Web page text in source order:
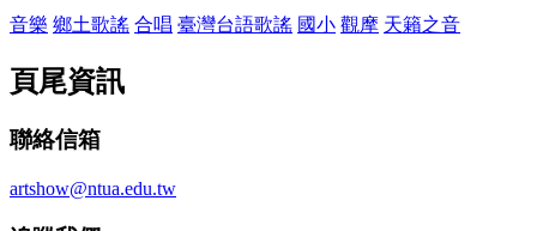
音樂 鄉土歌謠 合唱 臺灣台語歌謠 國小 觀摩 天籟之音
頁尾資訊
聯絡信箱
artshow@ntua.edu.tw